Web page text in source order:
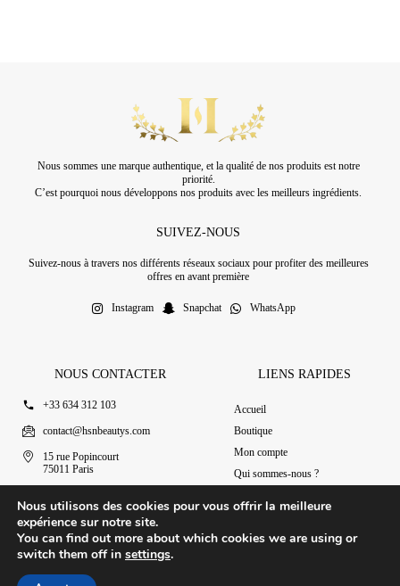
Nous sommes une marque authentique, et la qualité de nos produits est notre
priorité.
C’est pourquoi nous développons nos produits avec les meilleurs ingrédients.
SUIVEZ-NOUS
Suivez-nous à travers nos différents réseaux sociaux pour profiter des meilleures
offres en avant première
Instagram Snapchat WhatsApp
NOUS CONTACTER
+33 634 312 103
contact@hsnbeautys.com
15 rue Popincourt
75011 Paris
LIENS RAPIDES
Accueil
Boutique
Mon compte
Qui sommes-nous ?
Nous utilisons des cookies pour vous offrir la meilleure
expérience sur notre site.
You can find out more about which cookies we are using or
switch them off in settings.